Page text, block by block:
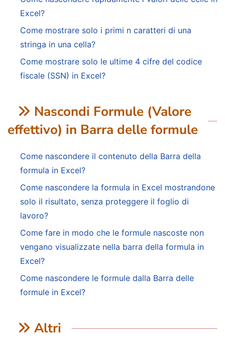
Excel?
Come mostrare solo i primi n caratteri di una
stringa in una cella?
Come mostrare solo le ultime 4 cifre del codice
fiscale (SSN) in Excel?
Nascondi Formule (Valore
effettivo) in Barra delle formule
Come nascondere il contenuto della Barra della
formula in Excel?
Come nascondere la formula in Excel mostrandone
solo il risultato, senza proteggere il foglio di
lavoro?
Come fare in modo che le formule nascoste non
vengano visualizzate nella barra della formula in
Excel?
Come nascondere le formule dalla Barra delle
formule in Excel?
Altri